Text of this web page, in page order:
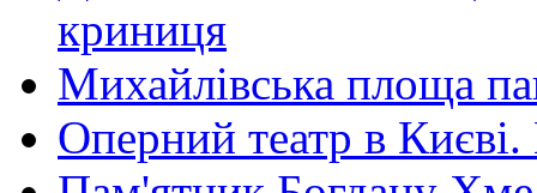
криниця
Михайлівська площа
Оперний театр в